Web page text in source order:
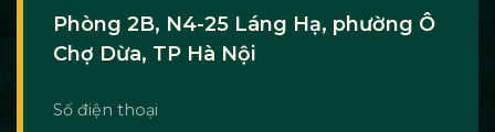
Phòng 2B, N4-25 Láng Hạ, phường Ô
Chợ Dừa, TP Hà Nội
Số điện thoại